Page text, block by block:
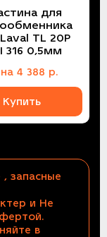
для
TL 20P
316 0,5мм
4 388 р.
Купить
запасные
и Не
в